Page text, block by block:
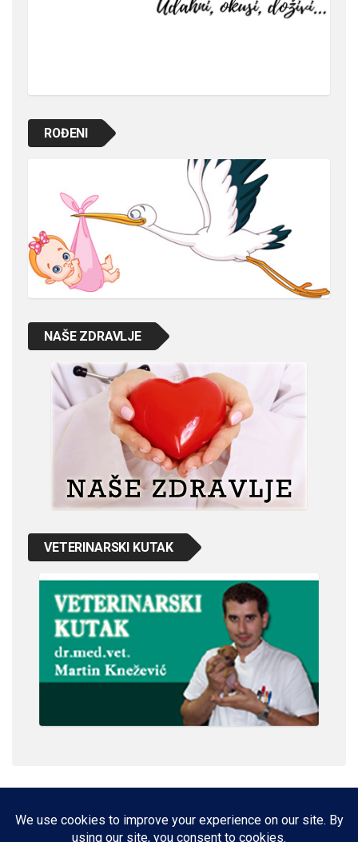
ROĐENI
NAŠE ZDRAVLJE
VETERINARSKI KUTAK